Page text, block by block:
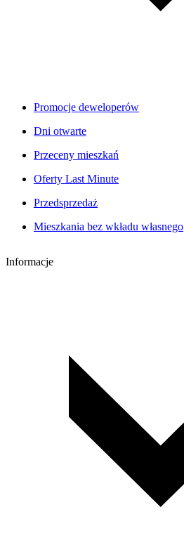
Promocje deweloperów
Dni otwarte
Przeceny mieszkań
Oferty Last Minute
Przedsprzedaż
Mieszkania bez wkładu własnego
Informacje